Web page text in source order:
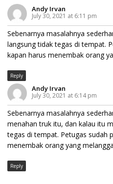
Andy Irvan
July 30, 2021 at 6:11 pm
Sebenarnya masalahnya
langsung tidak tegas di tempat.
kapan harus menembak orang
Reply
Andy Irvan
July 30, 2021 at 6:14 pm
Sebenarnya masalahnya
menahan truk itu, dan kalau itu
tegas di tempat. Petugas sudah
menembak orang yang
Reply